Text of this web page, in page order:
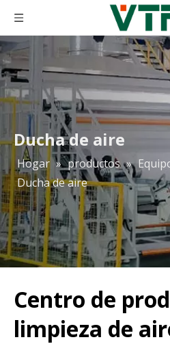
Ducha de aire
Hogar » productos »
Ducha de aire
Centro de
limpieza de